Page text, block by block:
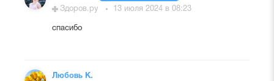
Здоров.ру 13 июля 2024 в 08:23
спасибо
Любовь К.